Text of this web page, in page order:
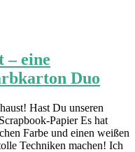
– eine
Duo
Hast Du unseren
Papier Es hat
Farbe und einen weißen
Techniken machen! Ich